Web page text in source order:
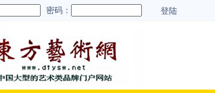
密码： 登陆